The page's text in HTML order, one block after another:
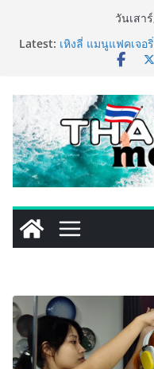
วันเสา
Latest: เหิงลี่ แมนูแฟคเจอ
แห่งใหม่ในชลบุรี
TECNO ประกาศ
แฟชั่นไอเท็ม เสิร์ฟ
MRT วาง POVA
PIPPER
แห้งสัตว์เลี้ยง ชูนวั
เลียขนได้ ปลอดภัย
เริ่มแล้ว! อ.ต.ก.แฟ
ไทย สู่ใจกลางมห
คุณภาพจากทั่วไทย
ททท. ประกาศควา
5 ผนึก 9 พันธมิตร